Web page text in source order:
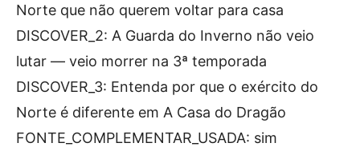
Norte que não querem voltar para casa
DISCOVER_2: A Guarda do Inverno não veio
lutar — veio morrer na 3ª temporada
DISCOVER_3: Entenda por que o exército do
Norte é diferente em A Casa do Dragão
FONTE_COMPLEMENTAR_USADA: sim